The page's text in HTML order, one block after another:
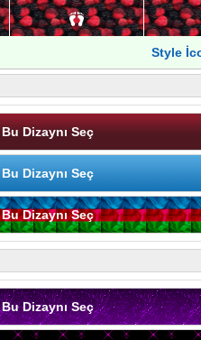
Style
Bu Dizaynı Seç
Bu Dizaynı Seç
Bu Dizaynı Seç
Bu Dizaynı Seç